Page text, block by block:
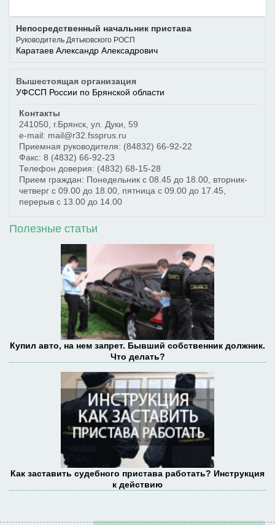
Непосредственный начальник пристава
Руководитель Дятьковского РОСП
Каратаев Александр Алексадрович
Вышестоящая организация
УФССП России по Брянской области
Контакты
241050 г.Брянск ул. Дуки, 59
e-mail: mail@r32.fssprus.ru
Приемная руководителя: (84832) 66-92-22
Факс: 8 (4832) 66-92-23
Телефон доверия: (4832) 68-15-28
Прием граждан: Понедельник с 08.45 до 18.00, вторник-
четверг с 09.00 до 18.00, пятница с 09.00 до 17.45,
перерыв с 13.00 до 14.00
Полезные статьи
Купил авто, на нем запрет. Бывший собственник должник.
Что делать?
Как заставить судебного пристава работать? Инструкция
к действию